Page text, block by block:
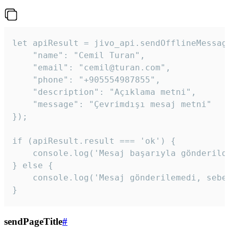
let apiResult =
    "name": "Cemil Turan",
    "email": "cemil@turan.com",
    "phone": "+905554987855",
    "description": "Açıklama metni",
    "message": "Çevrimdışı mesaj metni"
});
if (apiResult.result === 'ok') {
console.log('Mesaj başarıyla
} else {
console.log('Mesaj gönderilemedi,
}
sendPageTitle#